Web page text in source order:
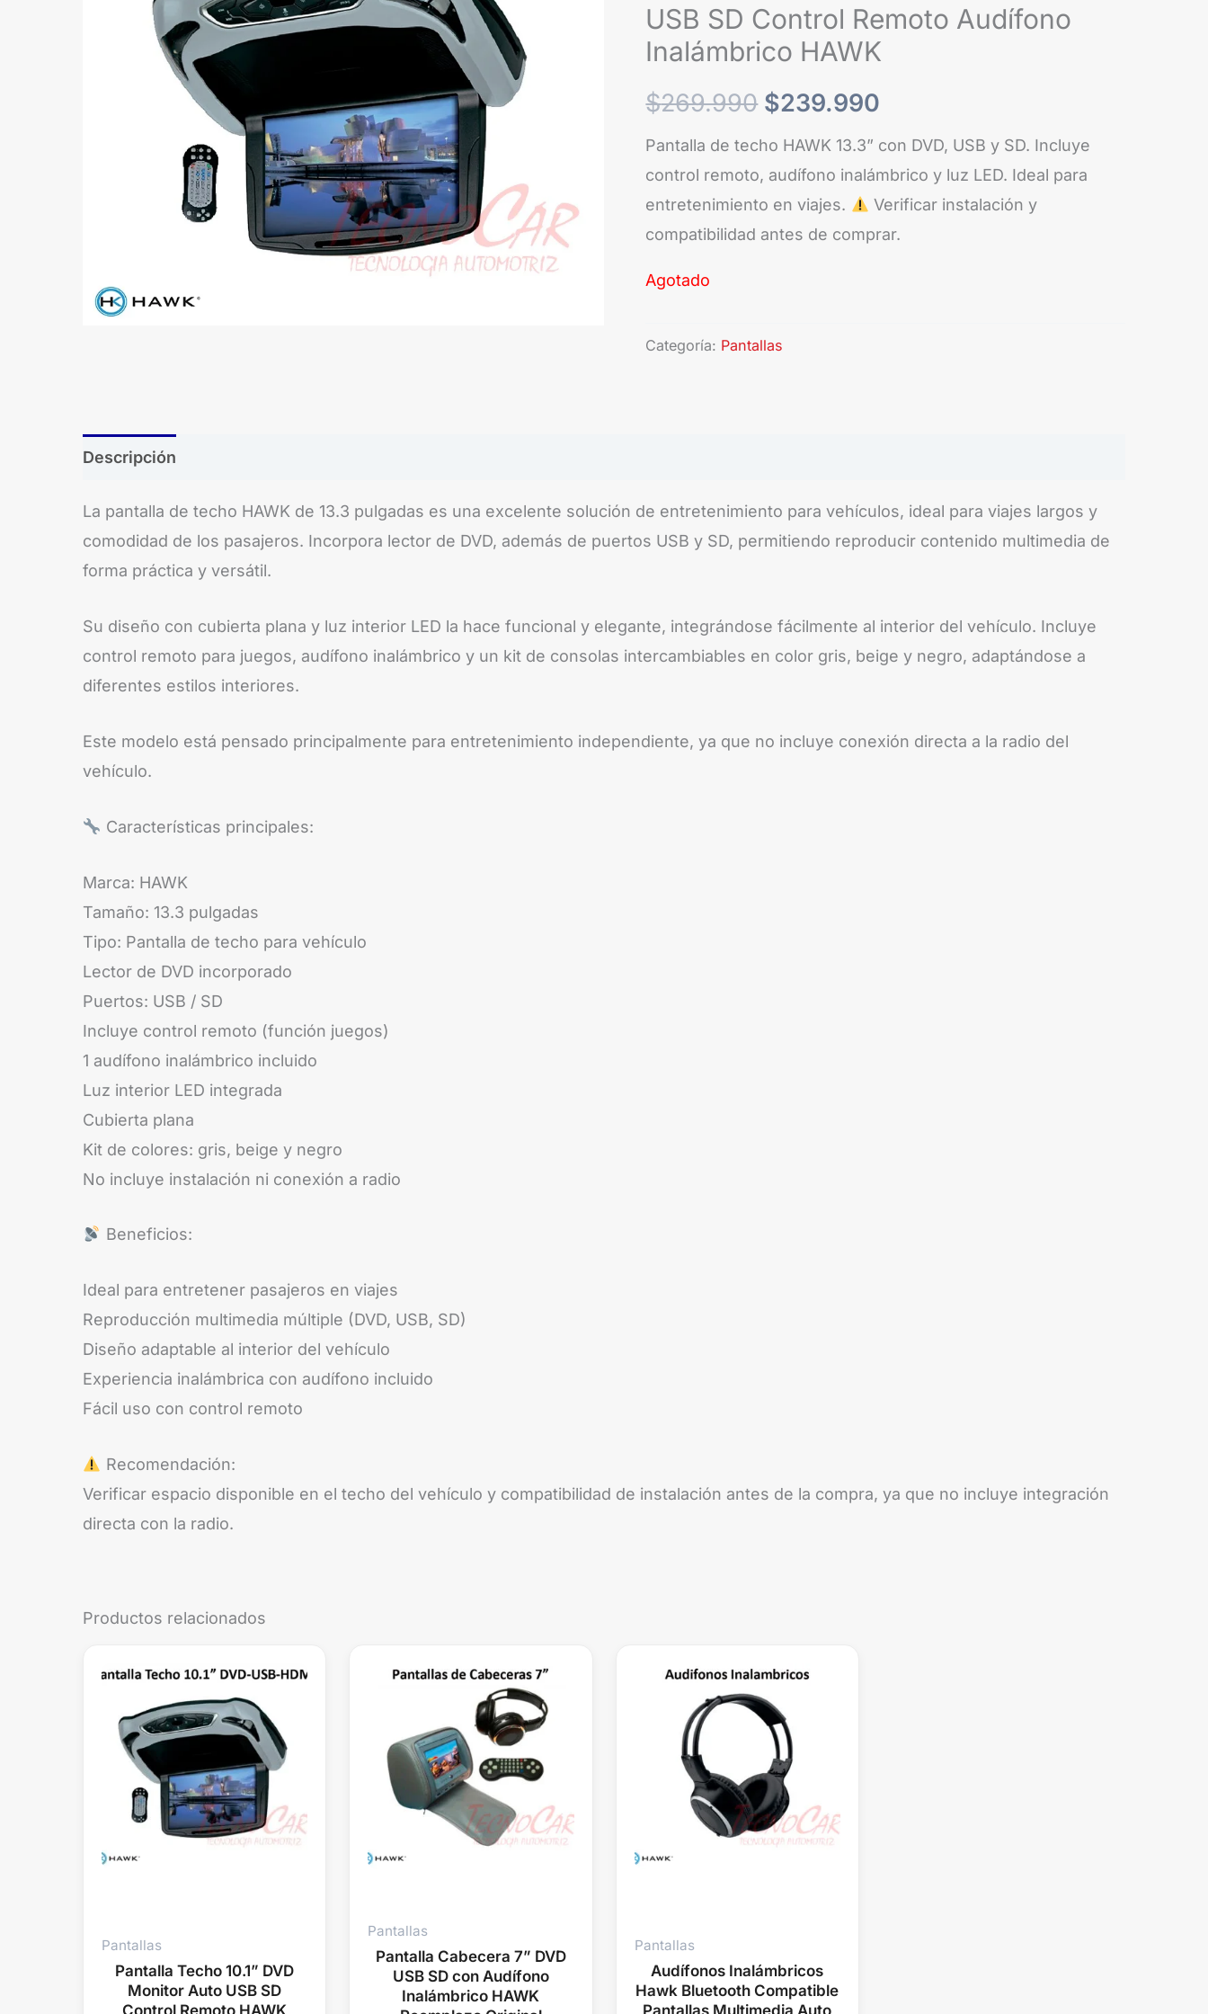
USB SD Control Remoto Audífono
Inalámbrico HAWK
$269.990
era:
$269.990.
$239.990
es:
$239.990.
Pantalla de techo HAWK 13.3” con DVD, USB y SD. Incluye
control remoto, audífono inalámbrico y luz LED. Ideal para
entretenimiento en viajes.
Verificar instalación y
compatibilidad antes de comprar.
Agotado
Categoría: Pantallas
Descripción
La pantalla de techo HAWK de 13.3 pulgadas es una excelente solución de entretenimiento para vehículos, ideal para viajes largos y
comodidad de los pasajeros. Incorpora lector de DVD, además de puertos USB y SD, permitiendo reproducir contenido multimedia de
forma práctica y versátil.
Su diseño con cubierta plana y luz interior LED la hace funcional y elegante, integrándose fácilmente al interior del vehículo. Incluye
control remoto para juegos, audífono inalámbrico y un kit de consolas intercambiables en color gris, beige y negro, adaptándose a
diferentes estilos interiores.
Este modelo está pensado principalmente para entretenimiento independiente, ya que no incluye conexión directa a la radio del
vehículo.
Características principales:
Marca: HAWK
Tamaño: 13.3 pulgadas
Tipo: Pantalla de techo para vehículo
Lector de DVD incorporado
Puertos: USB / SD
Incluye control remoto (función juegos)
1 audífono inalámbrico incluido
Luz interior LED integrada
Cubierta plana
Kit de colores: gris, beige y negro
No incluye instalación ni conexión a radio
Beneficios:
Ideal para entretener pasajeros en viajes
Reproducción multimedia múltiple (DVD, USB, SD)
Diseño adaptable al interior del vehículo
Experiencia inalámbrica con audífono incluido
Fácil uso con control remoto
Recomendación:
Verificar espacio disponible en el techo del vehículo y compatibilidad de instalación antes de la compra, ya que no incluye integración
directa con la radio.
Productos relacionados
Pantallas
Pantalla Techo 10.1” DVD
Monitor Auto USB SD
Control Remoto HAWK
Pantallas
Pantalla Cabecera 7” DVD
USB SD con Audífono
Inalámbrico HAWK
Pantallas
Audífonos Inalámbricos
Hawk Bluetooth Compatible
Pantallas Multimedia Auto